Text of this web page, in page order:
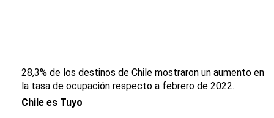
28,3% de los destinos de Chile mostraron un aumento en
la tasa de ocupación respecto a febrero de 2022.
Chile es Tuyo